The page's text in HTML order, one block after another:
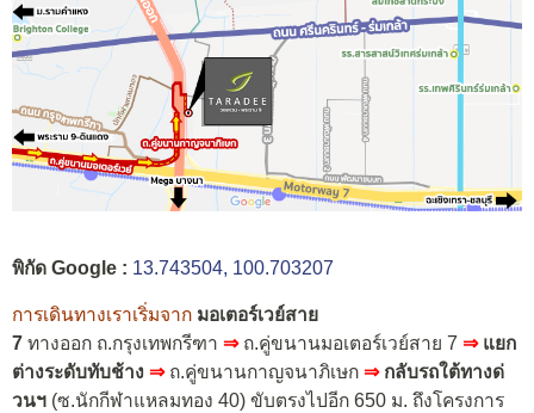
พิกัด Google : 13.743504, 100.703207
การเดินทางเราเริ่มจาก มอเตอร์เวย์สาย
7 ทางออก ถ.กรุงเทพกรีฑา ⇒ถ.คู่ขนานมอเตอร์เวย์สาย 7 ⇒แยก
ต่างระดับทับช้าง ⇒ ถ.คู่ขนานกาญจนาภิเษก ⇒ กลับรถใต้ทางด่
วนฯ (ซ.นักกีฬาแหลมทอง 40) ขับตรงไปอีก 650 ม. ถึงโครงการ